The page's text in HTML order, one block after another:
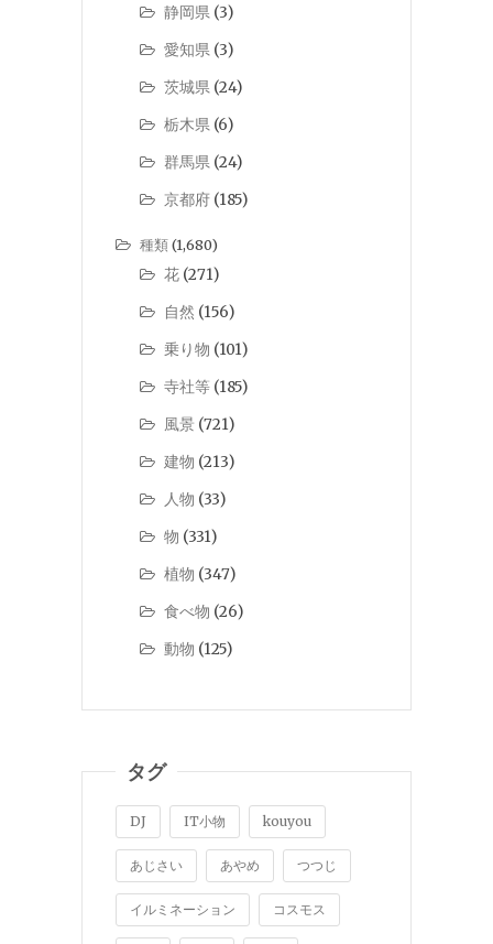
静岡県 (3)
愛知県 (3)
茨城県 (24)
栃木県 (6)
群馬県 (24)
京都府 (185)
種類(1,680)
花 (271)
自然 (156)
乗り物 (101)
寺社等 (185)
風景 (721)
建物 (213)
人物 (33)
物 (331)
植物 (347)
食べ物 (26)
動物 (125)
タグ
DJ IT小物 kouyou
あじさい あやめ つつじ
イルミネーション コスモス